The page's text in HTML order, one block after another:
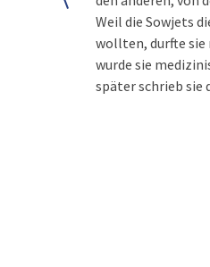
Weil die Sowjets
wollten, durfte sie
wurde sie
später schrieb sie